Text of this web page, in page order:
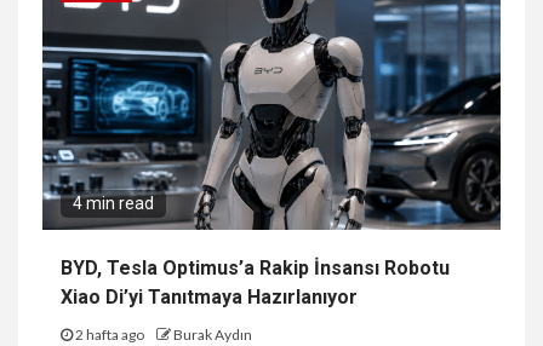
4 min read
BYD, Tesla Optimus’a Rakip İnsansı Robotu
Xiao Di’yi Tanıtmaya Hazırlanıyor
2 hafta ago Burak Aydın